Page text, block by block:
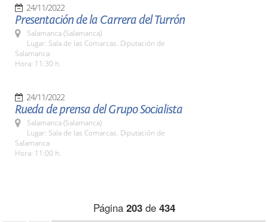
24/11/2022
Presentación de la Carrera del Turrón
Salamanca (Salamanca)
Lugar: Sala de las Comarcas. Diputación de
Salamanca
Hora: 11:30 h.
24/11/2022
Rueda de prensa del Grupo Socialista
Salamanca (Salamanca)
Lugar: Sala de las Comarcas. Diputación de
Salamanca
Hora: 11:00 h.
Página 203de 434